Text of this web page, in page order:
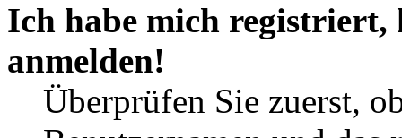
Ich habe mich
anmelden!
Überprüfen Sie zuerst,